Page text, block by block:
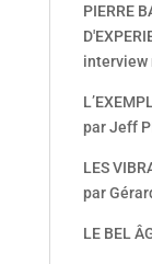
PIERRE
interview
par Jeff
LES
par
LE BEL